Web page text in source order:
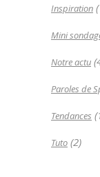
Inspiration
Mini
Notre actu
Paroles de
Tendances
Tuto (2)